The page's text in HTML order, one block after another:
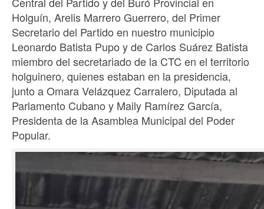
Holguín, Arelis Marrero Guerrero, del Primer
Secretario del Partido en nuestro municipio
Leonardo Batista Pupo y de Carlos Suárez Batista
miembro del secretariado de la CTC en el territorio
holguinero, quienes estaban en la presidencia,
junto a Omara Velázquez Carralero, Diputada al
Parlamento Cubano y Maily Ramírez García,
Presidenta de la Asamblea Municipal del Poder
Popular.